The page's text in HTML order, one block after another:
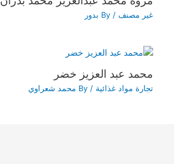
غير مصنف / By بدور
محمد عبد العزيز خضر
تجارة مواد غذائية / By محمد شعراوي